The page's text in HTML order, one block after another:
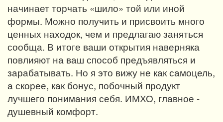
начинает торчать «шило» той или иной
формы. Можно получить и присвоить много
ценных находок, чем и предлагаю заняться
сообща. В итоге ваши открытия наверняка
повлияют на ваш способ предъявляться и
зарабатывать. Но я это вижу не как самоцель,
а скорее, как бонус, побочный продукт
лучшего понимания себя. ИМХО, главное -
душевный комфорт.